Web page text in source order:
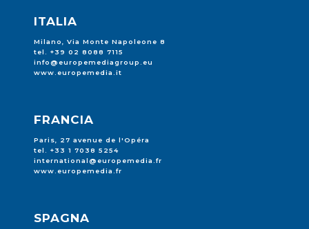
ITALIA
Milano, Via Monte Napoleone 8
tel. +39 02 8088 7115
info@europemediagroup.eu
www.europemedia.it
FRANCIA
Paris, 27 avenue de l'Opéra
tel. +33 1 7038 5254
international@europemedia.fr
www.europemedia.fr
SPAGNA